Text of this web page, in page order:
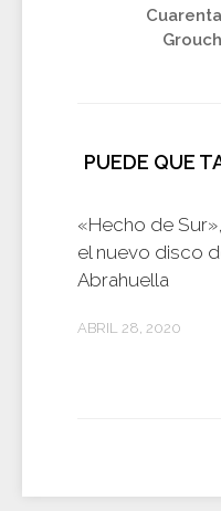
PUEDE QUE
«Hecho de Sur»,
el nuevo disco
Abrahuella
ABRIL 28, 2020